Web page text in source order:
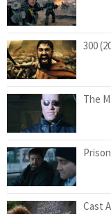
300
The
Cast